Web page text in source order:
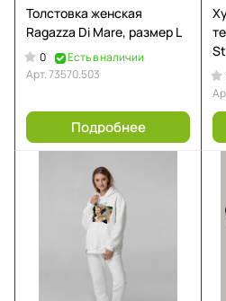
Толстовка женская
Ragazza Di Mare, размер L
0
Есть в наличии
Арт.73570.503
Подробнее